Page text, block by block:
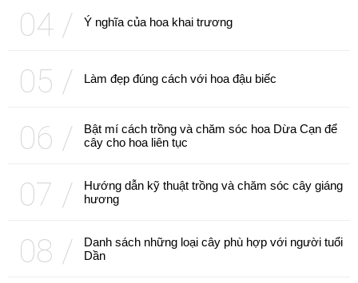
Ý nghĩa của hoa khai trương
Làm đẹp đúng cách với hoa đậu biếc
Bật mí cách trồng và chăm sóc hoa Dừa Cạn để
cây cho hoa liên tục
Hướng dẫn kỹ thuật trồng và chăm sóc cây giáng
hương
Danh sách những loại cây phù hợp với người tuổi
Dần